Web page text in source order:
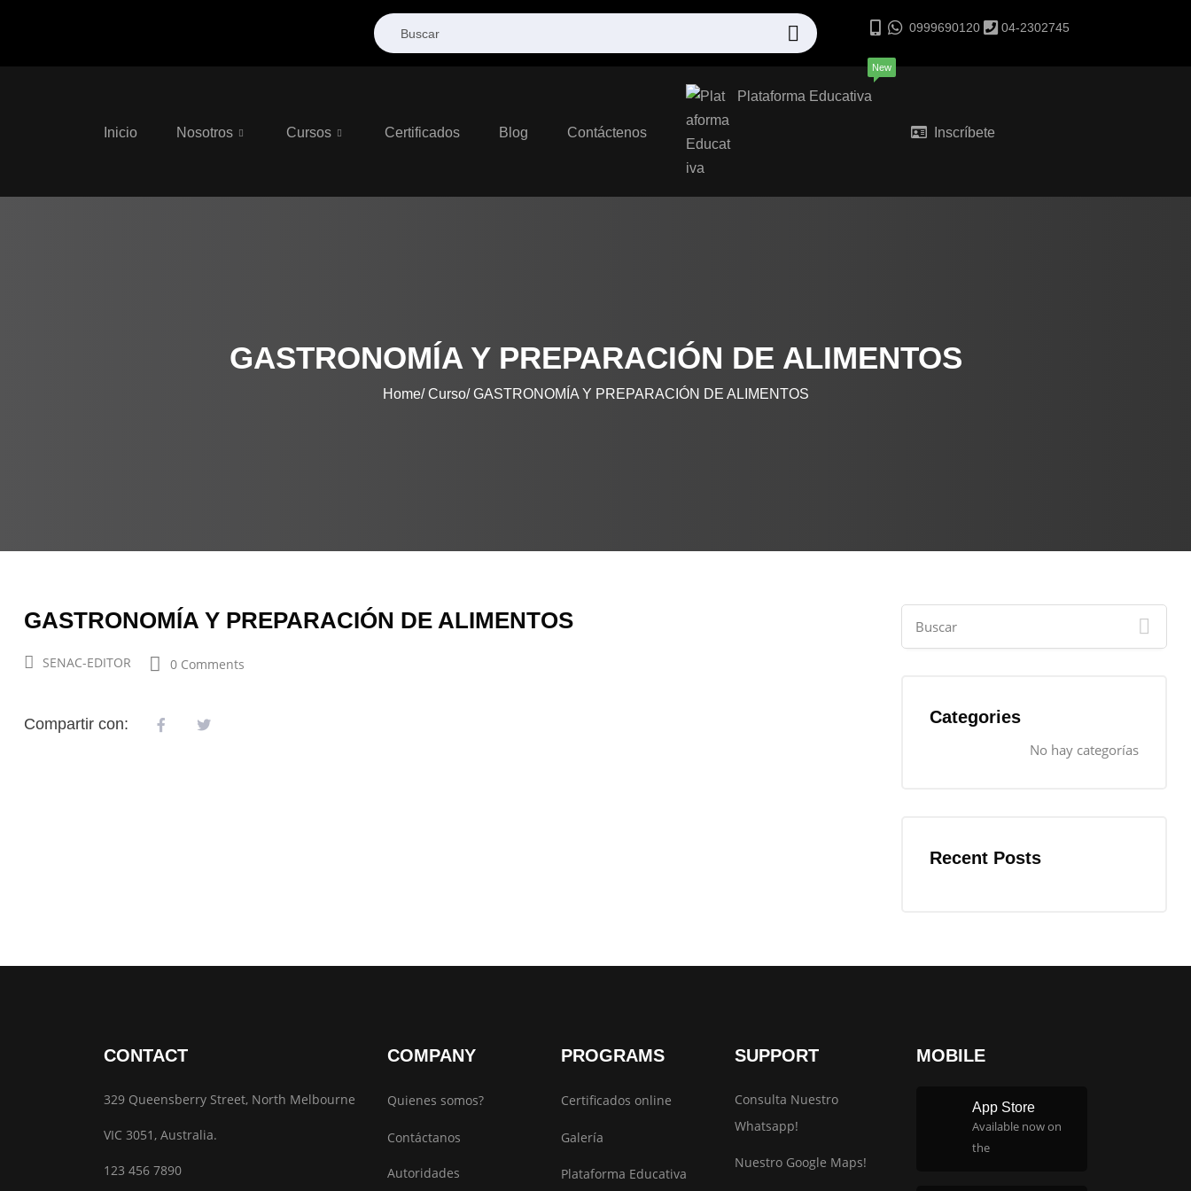
0999690120 04-2302745
Inicio Nosotros Cursos Certificados Blog Contáctenos
Plataforma Educativa
New
Inscríbete
GASTRONOMÍA Y PREPARACIÓN DE ALIMENTOS
Home Curso GASTRONOMÍA Y PREPARACIÓN DE ALIMENTOS
GASTRONOMÍA Y PREPARACIÓN DE ALIMENTOS
SENAC-EDITOR 0 Comments
Compartir con: Categories
No hay categorías
Recent Posts
CONTACT
329 Queensberry Street, North Melbourne
VIC 3051, Australia.
123 456 7890
COMPANY
Quienes somos?
Contáctanos
Autoridades
PROGRAMS
Certificados online
Galería
Plataforma Educativa
SUPPORT
Consulta Nuestro
Whatsapp!
Nuestro Google Maps!
MOBILE
App Store
Available now on
the